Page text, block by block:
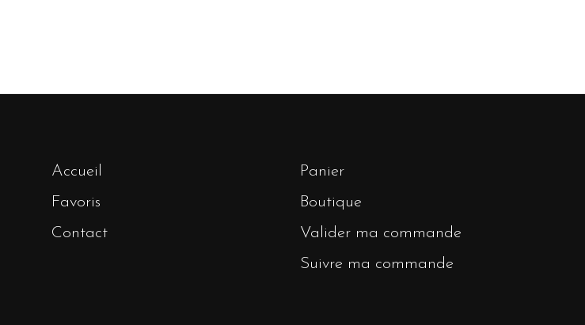
Accueil
Favoris
Contact
Panier
Boutique
Valider ma commande
Suivre ma commande